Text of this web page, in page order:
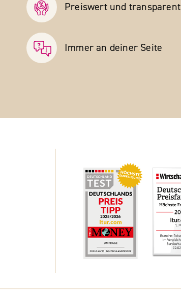
Preiswert und transparent
Immer an deiner Seite